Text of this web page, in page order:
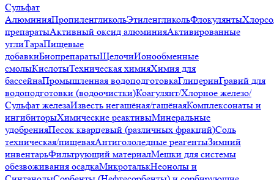
Сульфат
АлюминияПропиленгликольЭтиленгликольФлокулянты
препаратыАктивный оксид алюминияАктивированные
углиТараПищевые
добавкиБиопрепаратыЩелочиИонообменные
смолыКислотыТехническая химияХимия для
бассейнаПромышленная водоподготовкаГлицеринГравий для
водоподготовки (водоочистки)Коагулянт/Хлорное железо/
Сульфат железаИзвесть негашёная/гашёнаяКомплексонаты и
ингибиторыХимические реактивыМинеральные
удобренияПесок кварцевый (различных фракций)Соль
техническая/пищеваяАнтигололедные реагентыЗимний
инвентарьФильтрующий материалМешки для системы
обезвоживания осадкаМикроталькНеонолы и